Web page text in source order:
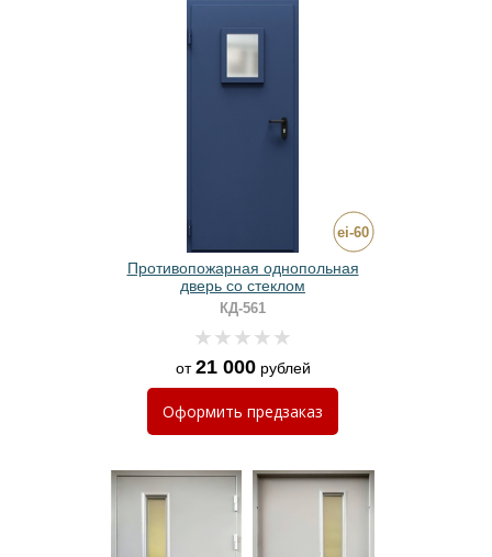
Противопожарная однопольная
дверь со стеклом
КД-561
от21 000рублей
Оформить предзаказ